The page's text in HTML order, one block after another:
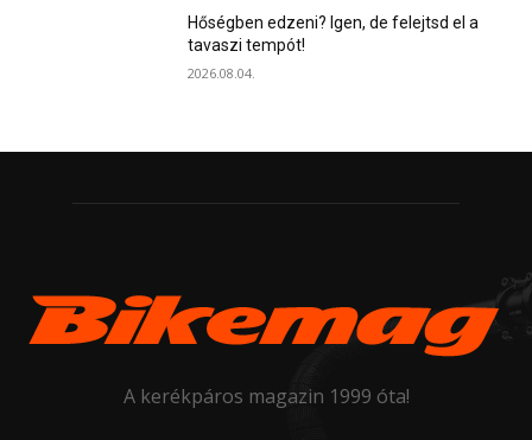
Hőségben edzeni? Igen, de felejtsd el a
tavaszi tempót!
2026.08.04.
A kerékpáros magazin 1999 óta!